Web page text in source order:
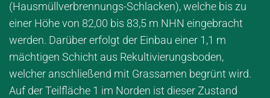
(Hausmüllverbrennungs-Schlacken), welche bis zu
einer Höhe von 82,00 bis 83,5 m NHN eingebracht
werden. Darüber erfolgt der Einbau einer 1,1 m
mächtigen Schicht aus Rekultivierungsboden,
welcher anschließend mit Grassamen begrünt wird.
Auf der Teilfläche 1 im Norden ist dieser Zustand